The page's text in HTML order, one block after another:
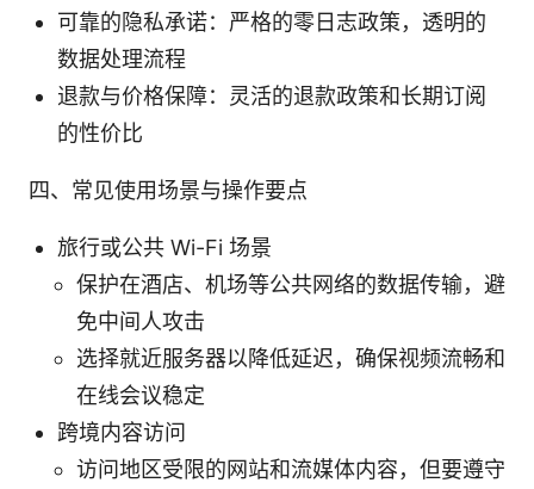
可靠的隐私承诺：严格的零日志政策，透明的
数据处理流程
退款与价格保障：灵活的退款政策和长期订阅
的性价比
四、常见使用场景与操作要点
旅行或公共 Wi-Fi 场景
保护在酒店、机场等公共网络的数据传输，避
免中间人攻击
选择就近服务器以降低延迟，确保视频流畅和
在线会议稳定
跨境内容访问
访问地区受限的网站和流媒体内容，但要遵守